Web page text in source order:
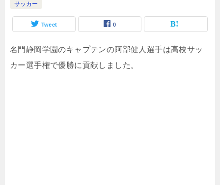
サッカー
Tweet 0
名門静岡学園のキャプテンの阿部健人選手は高校サッ
カー選手権で優勝に貢献しました。